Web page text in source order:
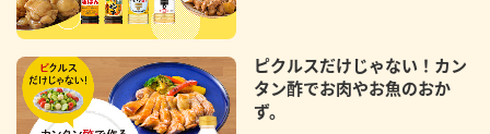
ピクルスだけじゃない！カン
タン酢でお肉やお魚のおか
ず。